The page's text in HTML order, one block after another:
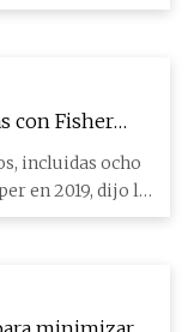
con Fisher
incluidas ocho
en 2019, dijo la